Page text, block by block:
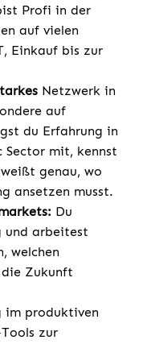
Profi in der
auf vielen
Einkauf bis zur
Netzwerk in
auf
du Erfahrung in
Sector mit, kennst
genau, wo
ansetzen musst.
Du
und arbeitest
welchen
die Zukunft
im produktiven
zur